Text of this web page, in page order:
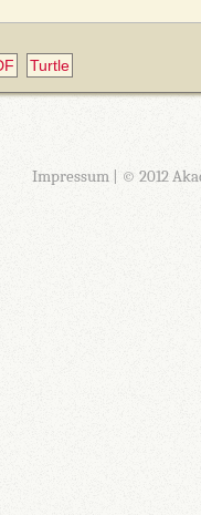
Turtle
Impressum| © 2012